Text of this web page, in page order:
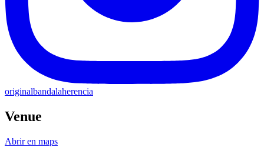
originalbandalaherencia
Venue
Abrir en maps